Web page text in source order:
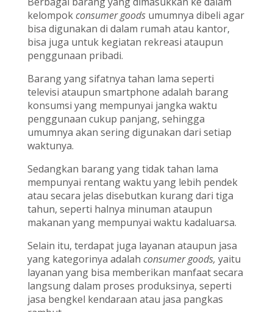
kelompokconsumer goodsumumnya dibeli agar
bisa digunakan di dalam rumah atau kantor,
bisa juga untuk kegiatan rekreasi ataupun
penggunaan pribadi.
Barang yang sifatnya tahan lama seperti
televisi ataupun smartphone adalah barang
konsumsi yang mempunyai jangka waktu
penggunaan cukup panjang, sehingga
umumnya akan sering digunakan dari setiap
waktunya.
Sedangkan barang yang tidak tahan lama
mempunyai rentang waktu yang lebih pendek
atau secara jelas disebutkan kurang dari tiga
tahun, seperti halnya minuman ataupun
makanan yang mempunyai waktu kadaluarsa.
Selain itu, terdapat juga layanan ataupun jasa
yang kategorinya adalah consumer goods, yaitu
layanan yang bisa memberikan manfaat secara
langsung dalam proses produksinya, seperti
jasa bengkel kendaraan atau jasa pangkas